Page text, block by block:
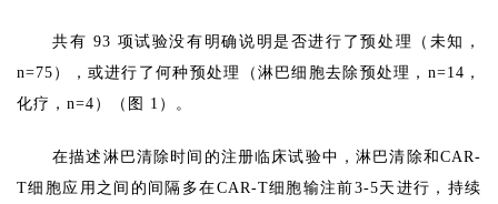
共有 93 项试验没有明确说明是否进行了预处理（未知，
n=75），或进行了何种预处理（淋巴细胞去除预处理，n=14，
化疗，n=4）（图 1）。
在描述淋巴清除时间的注册临床试验中，淋巴清除和CAR-
T细胞应用之间的间隔多在CAR-T细胞输注前3-5天进行，持续